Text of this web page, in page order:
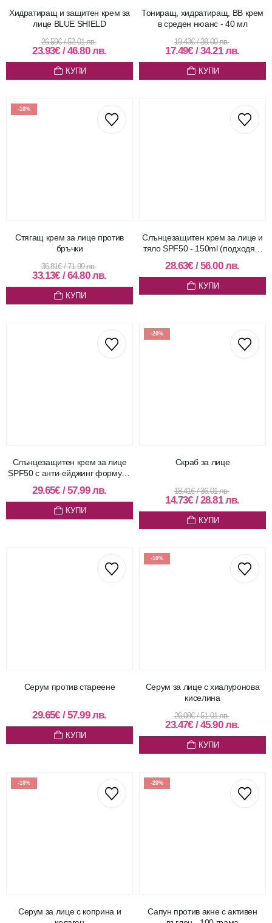
Хидратиращ и защитен крем за
лице BLUE SHIELD
26.59€ /52.01лв.
23.93€ /46.80лв.
КУПИ
Тониращ, хидратиращ, BB крем
в среден нюанс - 40 мл
19.43€ /38.00лв.
17.49€ /34.21лв.
КУПИ
-10%
Стягащ крем за лице против
бръчки
36.81€ /71.99лв.
33.13€ /64.80лв.
КУПИ
Слънцезащитен крем за лице и
тяло SPF50 - 150ml (подходящ
за деца над 12 месеца)
28.63€ /56.00лв.
КУПИ
Слънцезащитен крем за лице
SPF50 с анти-ейджинг формула
- 50 мл
29.65€ /57.99лв.
КУПИ
-20%
Скраб за лице
18.41€ /36.01лв.
14.73€ /28.81лв.
КУПИ
Серум против стареене
29.65€ /57.99лв.
КУПИ
-10%
Серум за лице с хиалуронова
киселина
26.08€ /51.01лв.
23.47€ /45.90лв.
КУПИ
-10%
Серум за лице с коприна и
-20%
Сапун против акне с активен